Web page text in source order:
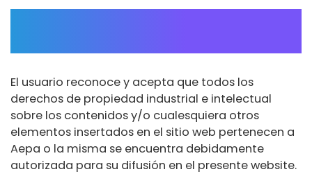
El usuario reconoce y acepta que todos los
derechos de propiedad industrial e intelectual
sobre los contenidos y/o cualesquiera otros
elementos insertados en el sitio web pertenecen a
Aepa o la misma se encuentra debidamente
autorizada para su difusión en el presente website.